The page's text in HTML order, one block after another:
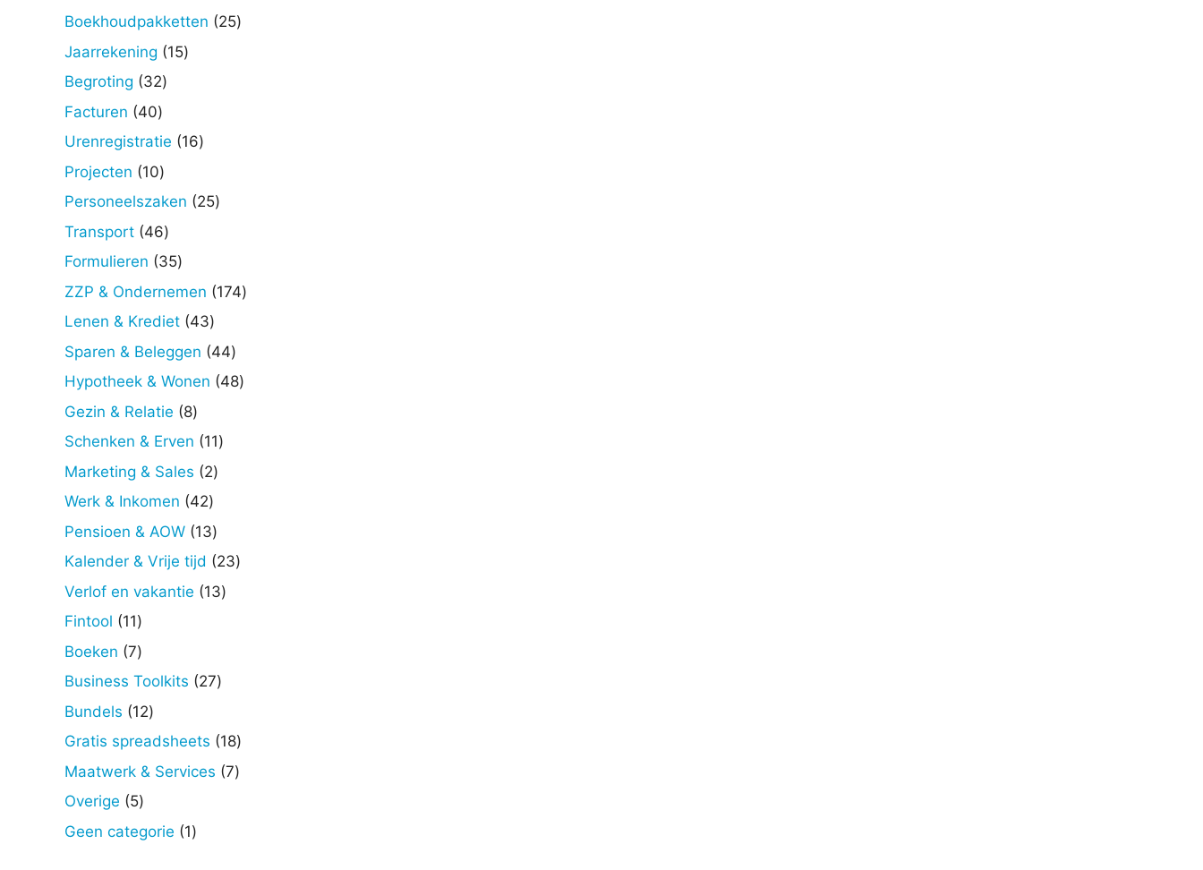
Boekhoudpakketten 2525
Jaarrekening 1515
Begroting 3232
Facturen 4040
producten
Urenregistratie 1616
Projecten 1010
producten
Personeelszaken 2525
Transport 4646
producten
Formulieren 3535
producten
ZZP & Ondernemen 174174
Lenen & Krediet 4343
producten
Sparen & Beleggen 4444
producten
Hypotheek & Wonen 4848
Gezin & Relatie 88
producten
Schenken & Erven 1111
Marketing & Sales 22
Werk & Inkomen 4242
producten
Pensioen & AOW 1313
producten
Kalender & Vrije tijd 2323
Verlof en vakantie 1313
Fintool 1111
producten
Boeken 77
producten
Business Toolkits 2727
Bundels 1212
producten
Gratis spreadsheets 1818
producten
Maatwerk & Services 77
Overige 55
producten
Geen categorie 11